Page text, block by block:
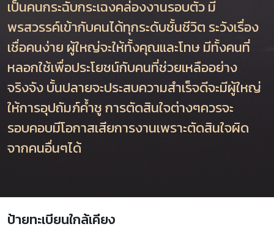
เป็นคนกระฉับกระเฉงคล่องงานรอบตัว มี
พรสวรรค์เข้ากับคนได้ทุกระดับชั้นชีวิต ระวังเรื่อง
เชื่อคนง่าย ผู้ใหญ่จะให้ทั้งคุณและโทษ มีทั้งคนที่
หลอกใช้เพื่อประโยชน์กับคนที่ช่วยเหลืออย่าง
จริงจัง บั้นปลายจะประสบความสำเร็จดีจะมีผู้ใหญ่
ให้การอุปถัมภ์ค้ำชู การตัดสินใจต่างๆควรจะ
รอบคอบมีโอกาสเสียการงานเพราะตัดสินใจผิด
จากคนอื่นๆได้
ป้ายทะเบียนใกล้เคียง